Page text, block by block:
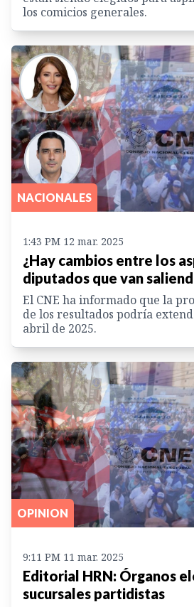
los comicios generales.
NACIONALES
1:43 PM 12 mar. 2025
¿Hay cambios entre los
diputados que van
El CNE ha informado que la
de los resultados podría
abril de 2025.
OPINION
9:11 PM 11 mar. 2025
Editorial HRN: Órganos
sucursales partidistas